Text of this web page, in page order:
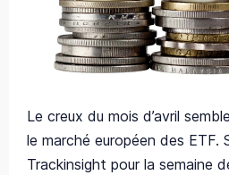
Le creux du mois d’avril
le marché européen des ETF.
Trackinsight pour la semaine